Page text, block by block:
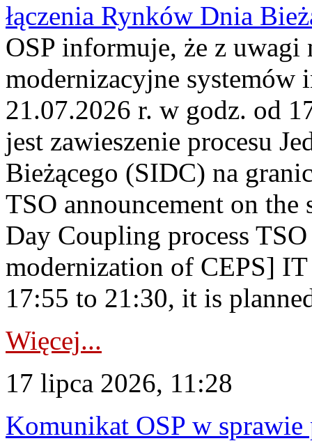
łączenia Rynków Dnia
OSP informuje, że z uwagi
modernizacyjne
21.07.2026 r. w godz. od
jest zawieszenie procesu
Bieżącego (SIDC) na
TSO announcement on
Day Coupling process
modernization of CEPS]
17:55 to 21:30, it is
Więcej...
17 lipca 2026, 11:28
Komunikat OSP w sprawie